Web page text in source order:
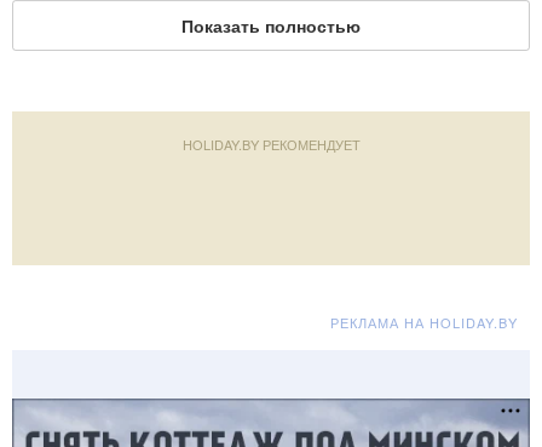
уроках математики.Уникальность этой геометрической
фигуры заключается в том, что шар может беспрерывно и, в
необычной геометрической фигуре пришла после того, как он
году эта фигура была открыта и другим математиком –
Иоганном Листингом.
Показать полностью
HOLIDAY.BY РЕКОМЕНДУЕТ
РЕКЛАМА НА HOLIDAY.BY